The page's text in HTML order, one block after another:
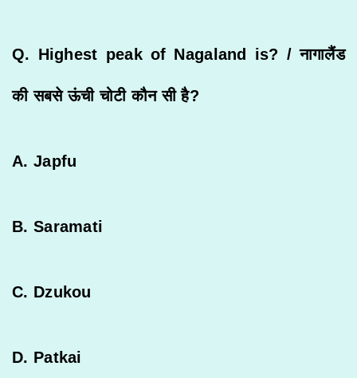
Q. Highest peak of Nagaland is? /नागालैंड
की सबसे ऊंची चोटी कौन सी है?
A. Japfu
B. Saramati
C. Dzukou
D. Patkai